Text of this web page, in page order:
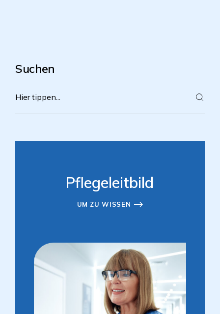
Suchen
Pflegeleitbild
UM ZU WISSEN